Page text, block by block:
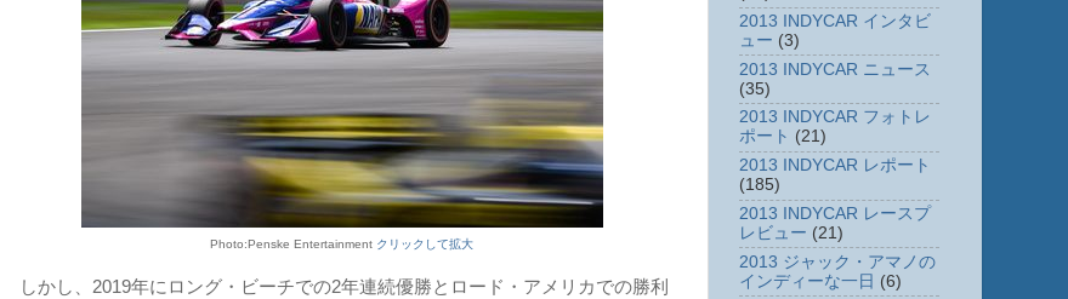
Photo:Penske Entertainment クリックして拡大
しかし、2019年にロング・ビーチでの2年連続優勝とロード・アメリカでの勝利
2013 INDYCAR インタビ
ュー (3)
2013 INDYCAR ニュース
(35)
2013 INDYCAR フォトレ
ポート (21)
2013 INDYCAR レポート
(185)
2013 INDYCAR レースプ
レビュー (21)
2013 ジャック・アマノの
インディーな一日 (6)